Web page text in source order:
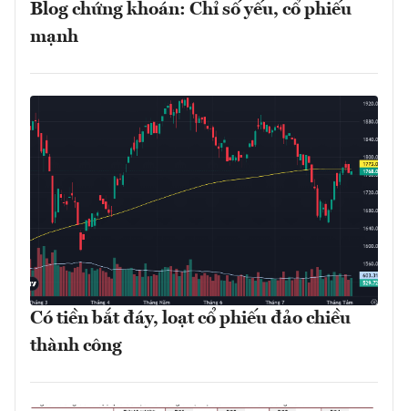
Blog chứng khoán: Chỉ số yếu, cổ phiếu
mạnh
Có tiền bắt đáy, loạt cổ phiếu đảo chiều
thành công